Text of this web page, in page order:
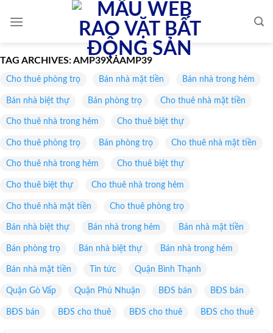
TAG ARCHIVES:AMP39XẢAMP39
Cho thuê phòng trọ Bán nhà mặt tiền Bán nhà trong hẻm
Bán nhà biệt thự Bán phòng trọ Cho thuê nhà mặt tiền
Cho thuê nhà trong hẻm Cho thuê biệt thự
Cho thuê phòng trọ Bán phòng trọ Cho thuê nhà mặt tiền
Cho thuê nhà trong hẻm Cho thuê biệt thự
Cho thuê biệt thự Cho thuê nhà trong hẻm
Cho thuê nhà mặt tiền Cho thuê phòng trọ
Bán nhà biệt thự Bán nhà trong hẻm Bán nhà mặt tiền
Bán phòng trọ Bán nhà biệt thự Bán nhà trong hẻm
Bán nhà mặt tiền Tin tức Quận Bình Thạnh
Quận Gò Vấp Quận Phú Nhuận BĐS bán BĐS bán
BĐS bán BĐS cho thuê BĐS cho thuê BĐS cho thuê